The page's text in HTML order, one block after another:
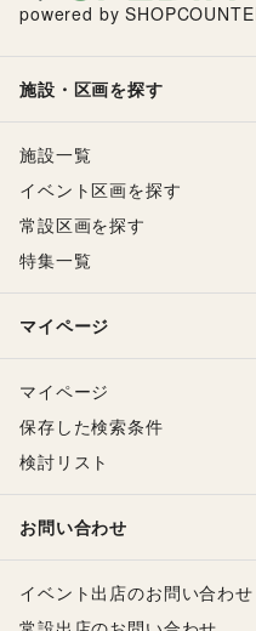
powered by
施設・区画を探す
施設一覧
イベント区画を探す
常設区画を探す
特集一覧
マイページ
マイページ
保存した検索条件
検討リスト
お問い合わせ
イベント出店のお問い合わせ